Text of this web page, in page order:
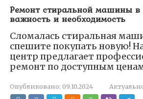
Ремонт стиральной машины
важность и необходимость
Сломалась стиральная
спешите покупать новую!
центр предлагает
ремонт по доступным
Опубликовано: 09.10.2024